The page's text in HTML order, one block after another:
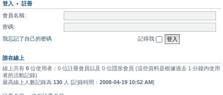
登入 • 註冊
會員名稱:
密碼:
我忘記了自己的密碼
記得我
誰在線上
線上共有 0 位使用者：0 位註冊會員以及 0 位隱形會員 (這些資料是根據過去 1 分鐘內使用
者的活動記錄)
最高線上人數記錄為 130 人 [記錄時間： 2008-04-19 10:52 AM]